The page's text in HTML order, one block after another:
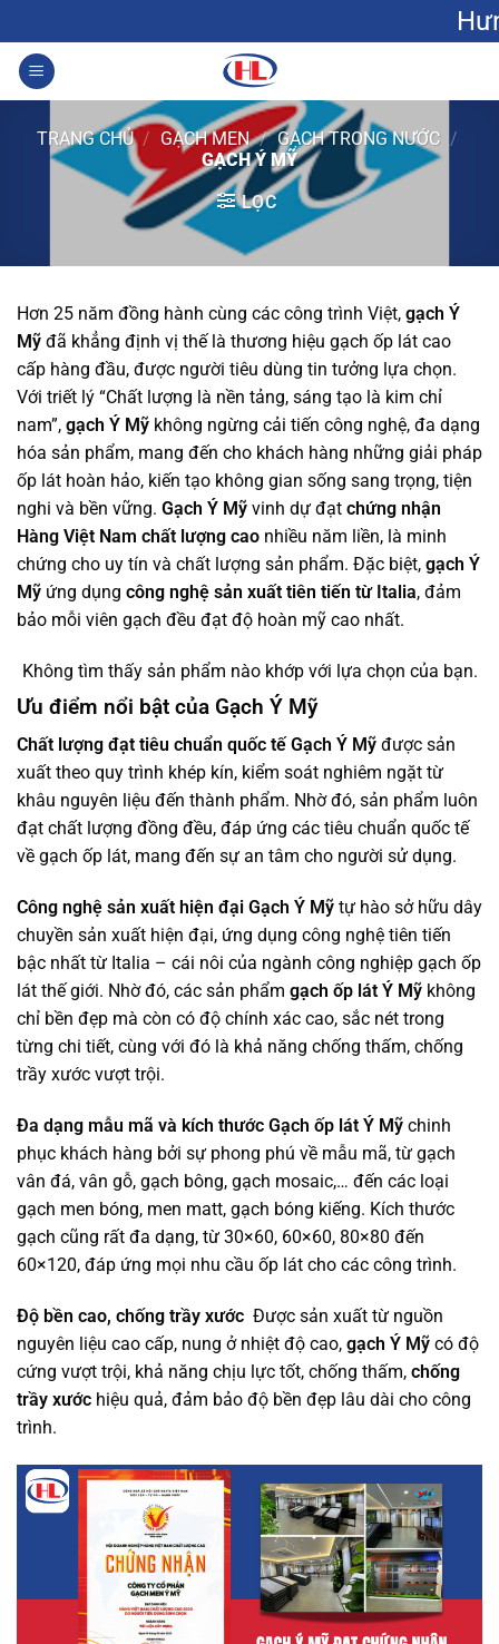
qua
nội
dung
Hưng Lộc:
TRANG CHỦ / GẠCH MEN / GẠCH TRONG NƯỚC /
GẠCH Ý MỸ
LỌC
Hơn 25 năm đồng hành cùng các công trình Việt, gạch Ý
Mỹ đã khẳng định vị thế là thương hiệu gạch ốp lát cao
cấp hàng đầu, được người tiêu dùng tin tưởng lựa chọn.
Với triết lý “Chất lượng là nền tảng, sáng tạo là kim chỉ
nam”, gạch Ý Mỹ không ngừng cải tiến công nghệ, đa dạng
hóa sản phẩm, mang đến cho khách hàng những giải pháp
ốp lát hoàn hảo, kiến tạo không gian sống sang trọng, tiện
nghi và bền vững. Gạch Ý Mỹ vinh dự đạt chứng nhận
Hàng Việt Nam chất lượng cao nhiều năm liền, là minh
chứng cho uy tín và chất lượng sản phẩm. Đặc biệt, gạch Ý
Mỹ ứng dụng công nghệ sản xuất tiên tiến từ Italia, đảm
bảo mỗi viên gạch đều đạt độ hoàn mỹ cao nhất.
Không tìm thấy sản phẩm nào khớp với lựa chọn của bạn.
Ưu điểm nổi bật của Gạch Ý Mỹ
Chất lượng đạt tiêu chuẩn quốc tế Gạch Ý Mỹ được sản
xuất theo quy trình khép kín, kiểm soát nghiêm ngặt từ
khâu nguyên liệu đến thành phẩm. Nhờ đó, sản phẩm luôn
đạt chất lượng đồng đều, đáp ứng các tiêu chuẩn quốc tế
về gạch ốp lát, mang đến sự an tâm cho người sử dụng.
Công nghệ sản xuất hiện đại Gạch Ý Mỹ tự hào sở hữu dây
chuyền sản xuất hiện đại, ứng dụng công nghệ tiên tiến
bậc nhất từ Italia – cái nôi của ngành công nghiệp gạch ốp
lát thế giới. Nhờ đó, các sản phẩm gạch ốp lát Ý Mỹ không
chỉ bền đẹp mà còn có độ chính xác cao, sắc nét trong
từng chi tiết, cùng với đó là khả năng chống thấm, chống
trầy xước vượt trội.
Đa dạng mẫu mã và kích thước Gạch ốp lát Ý Mỹ chinh
phục khách hàng bởi sự phong phú về mẫu mã, từ gạch
vân đá, vân gỗ, gạch bông, gạch mosaic,… đến các loại
gạch men bóng, men matt, gạch bóng kiếng. Kích thước
gạch cũng rất đa dạng, từ 30×60, 60×60, 80×80 đến
60×120, đáp ứng mọi nhu cầu ốp lát cho các công trình.
Độ bền cao, chống trầy xước Được sản xuất từ nguồn
nguyên liệu cao cấp, nung ở nhiệt độ cao, gạch Ý Mỹ có độ
cứng vượt trội, khả năng chịu lực tốt, chống thấm, chống
trầy xước hiệu quả, đảm bảo độ bền đẹp lâu dài cho công
trình.